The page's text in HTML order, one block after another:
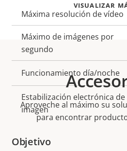
VISUALIZAR
Descripción
de
propiedad
Valor de
la
propiedad
Máxima resolución de vídeo
Máximo de imágenes por
segundo
Funcionamiento día/noche
Estabilización electrónica de
imagen
Objetivo
Aproveche al máximo su
para encontrar